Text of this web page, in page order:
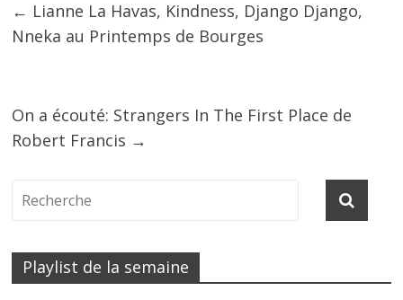
← Lianne La Havas, Kindness, Django Django,
Nneka au Printemps de Bourges
On a écouté: Strangers In The First Place de
Robert Francis →
Playlist de la semaine